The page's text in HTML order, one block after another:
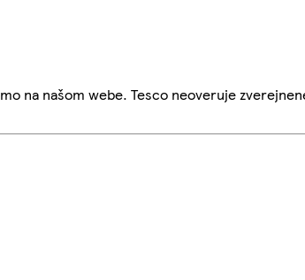
na našom webe. Tesco neoveruje